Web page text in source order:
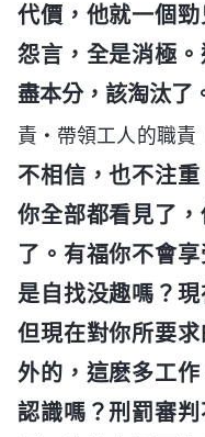
代價，他就一個
怨言，全是消極
盡本分，該淘汰了
責・帶領工人的職責
不相信，也不注
你全部都看見了
了。有福你不會
是自找没趣嗎？
但現在對你所要
外的，這麽多工
認識嗎？刑罰審